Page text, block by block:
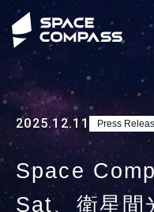
2025.12.11 Press
Space
Sat、衛星間